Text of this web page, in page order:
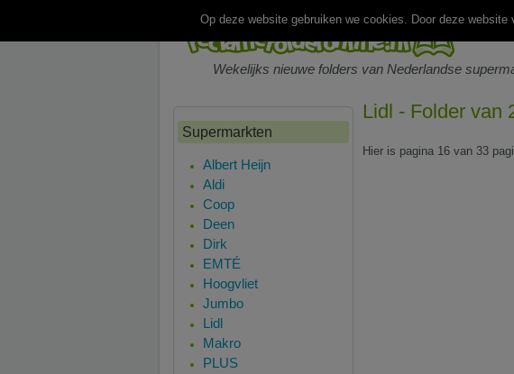
Wekelijks nieuwe folders van Nederlandse
Lidl - Folder van
Hier is pagina 16 van 33
Supermarkten
Albert Heijn
Aldi
Coop
Deen
Dirk
EMTÉ
Hoogvliet
Jumbo
Lidl
Makro
PLUS
Op deze website gebruiken we cookies. Door deze